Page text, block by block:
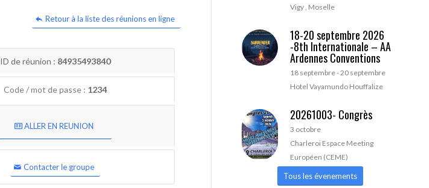
Retour à la liste des réunions en ligne
ID de réunion : 84935493840
Code / mot de passe : 1234
ALLER EN REUNION
Contacter le groupe
Vigy , Moselle
18-20 septembre 2026
-8th Internationale – AA
Ardennes Conventions
18 septembre-20 septembre
Hotel Vayamundo Houffalize
20261003- Congrès
3 octobre
Charleroi Espace Meeting
Européen (CEME)
Tous les évenements